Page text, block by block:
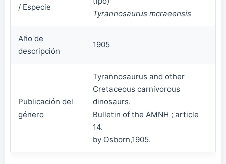
/ Especie
Tyrannosaurus mcraeensis
Año de
descripción
1905
Publicación del
género
Tyrannosaurus and other
Cretaceous carnivorous
dinosaurs.
Bulletin of the AMNH ; article
14.
by Osborn,1905.